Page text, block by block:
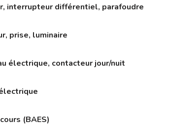
interrupteur différentiel, parafoudre
prise, luminaire
électrique, contacteur jour/nuit
(BAES)